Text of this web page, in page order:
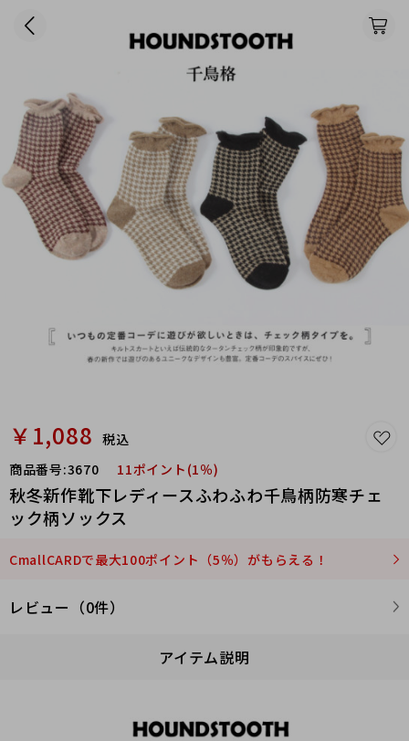
￥1,088 税込
商品番号:3670 11ポイント(1％)
秋冬新作靴下レディースふわふわ千鳥柄防寒チェ
ック柄ソックス
CmallCARDで最大100ポイント（5％）がもらえる！
レビュー（0件）
アイテム説明